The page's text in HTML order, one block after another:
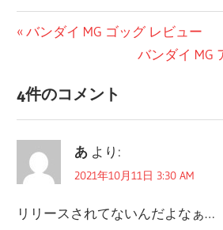
稿
ナ
ビ
ゲ
ー
前
稿:
バンダイ MG ゴッグ レビュー
次
稿:
バンダイ MG
4件のコメント
あ より:
2021年10月11日 3:30 AM
リリースされてないんだよなぁ…